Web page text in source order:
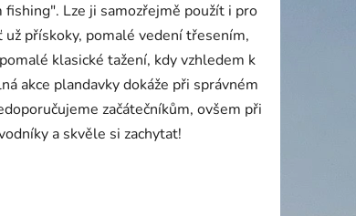
Lze ji samozřejmě použít i pro
přískoky, pomalé vedení třesením,
klasické tažení, kdy vzhledem k
akce plandavky dokáže při správném
začátečníkům, ovšem při
a skvěle si zachytat!